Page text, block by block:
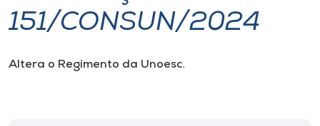
I.nova
Diplomados
151/CONSUN/2024
Altera o Regimento da Unoesc.